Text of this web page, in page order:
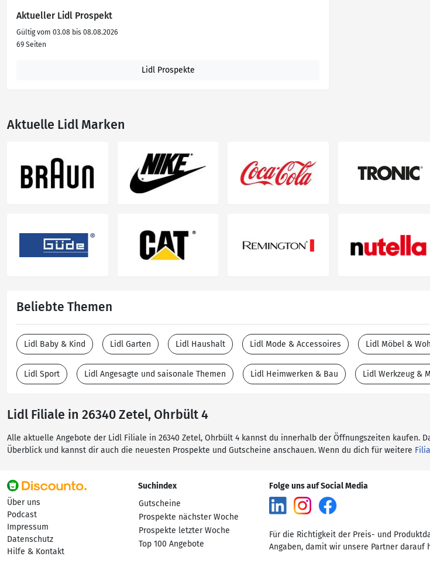
Aktueller Lidl Prospekt
Gültig vom 03.08 bis 08.08.2026
69 Seiten
Lidl Prospekte
Aktuelle Lidl Marken
Beliebte Themen
Lidl Baby & Kind Lidl Garten Lidl Haushalt Lidl Mode & Accessoires Lidl Möbel &
Lidl Sport Lidl Angesagte und saisonale Themen Lidl Heimwerken & Bau Lidl Werkzeug &
Lidl Filiale in 26340 Zetel, Ohrbült 4
Alle aktuelle Angebote der Lidl Filiale in 26340 Zetel, Ohrbült 4 kannst du innerhalb der Öffnungszeiten kaufen.
Überblick und kannst dir auch die neuesten Prospekte und Gutscheine anschauen. Wenn du dich für weitere
Über uns
Podcast
Impressum
Datenschutz
Hilfe & Kontakt
Suchindex
Gutscheine
Prospekte nächster Woche
Prospekte letzter Woche
Top 100 Angebote
Folge uns auf Social Media
Für die Richtigkeit der Preis- und
Angaben, damit wir unsere Partner darauf